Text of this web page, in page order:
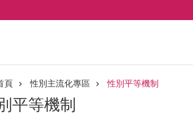
頁 性別主流化專區 性別平等機制
平等機制